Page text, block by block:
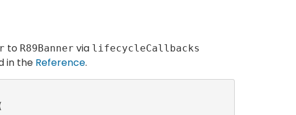
to R89Banner via lifecycleCallbacks
in the Reference.